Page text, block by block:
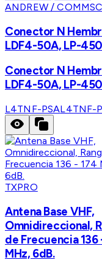
ANDREW /
Conector N
LDF4-50A, LP-450
Conector N
LDF4-50A, LP-450
L4TNF-PSAL4TNF-
TXPRO
Antena Base VHF,
Omnidireccional,
de Frecuencia 136
MHz, 6dB.